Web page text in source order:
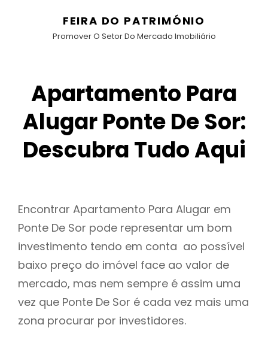
FEIRA DO PATRIMÓNIO
Promover O Setor Do Mercado Imobiliário
Apartamento Para
Alugar Ponte De Sor:
Descubra Tudo Aqui
Encontrar Apartamento Para Alugar em
Ponte De Sor pode representar um bom
investimento tendo em conta ao possível
baixo preço do imóvel face ao valor de
mercado, mas nem sempre é assim uma
vez que Ponte De Sor é cada vez mais uma
zona procurar por investidores.